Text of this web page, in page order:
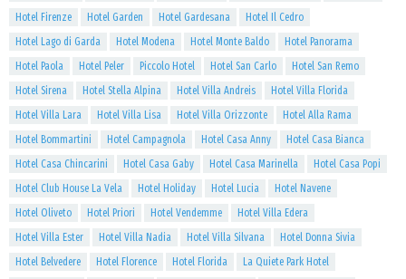
Hotel Firenze
Hotel Garden Hotel Gardesana
Hotel Il Cedro
Hotel Lago di Garda
Hotel Modena Hotel Monte Baldo
Hotel Panorama
Hotel Paola
Hotel Peler Piccolo Hotel Hotel San Carlo
Hotel San Remo
Hotel Sirena
Hotel Stella Alpina Hotel Villa Andreis
Hotel Villa Florida
Hotel Villa Lara
Hotel Villa Lisa Hotel Villa Orizzonte
Hotel Alla Rama
Hotel Bommartini
Hotel Campagnola Hotel Casa Anny
Hotel Casa Bianca
Hotel Casa Chincarini
Hotel Casa Gaby Hotel Casa Marinella
Hotel Casa Popi
Hotel Club House La Vela
Hotel Holiday Hotel Lucia
Hotel Navene
Hotel Oliveto
Hotel Priori Hotel Vendemme
Hotel Villa Edera
Hotel Villa Ester
Hotel Villa Nadia Hotel Villa Silvana
Hotel Donna Sivia
Hotel Belvedere
Hotel Florence Hotel Florida
La Quiete Park Hotel